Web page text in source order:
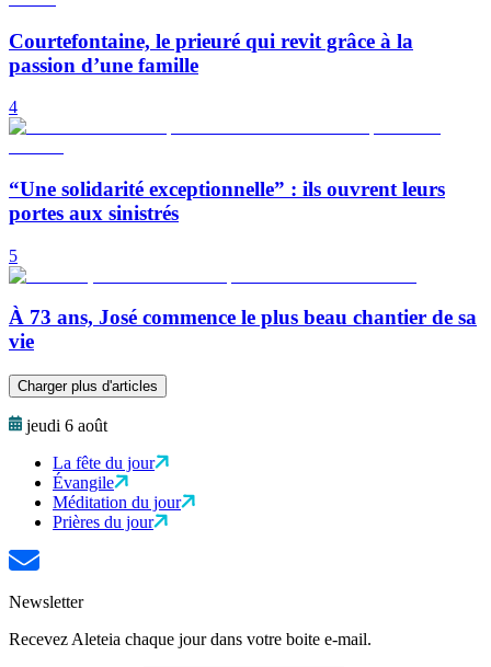
Courtefontaine, le prieuré qui revit grâce à la
passion d’une famille
4
“Une solidarité exceptionnelle” : ils ouvrent leurs
portes aux sinistrés
5
À 73 ans, José commence le plus beau chantier de sa
vie
Charger plus d'articles
jeudi 6 août
La fête du jour
Évangile
Méditation du jour
Prières du jour
Newsletter
Recevez Aleteia chaque jour dans votre boite e-mail.